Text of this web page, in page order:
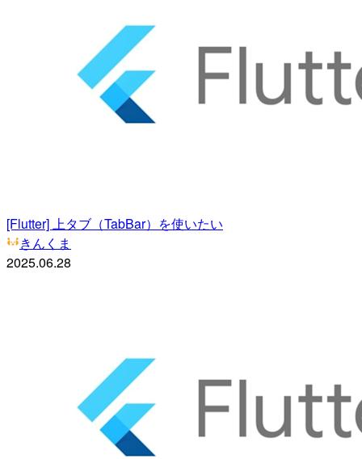
[Flutter] 上タブ（TabBar）を使いたい
きんくま
2025.06.28